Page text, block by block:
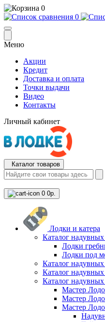
0
0
Меню
Акции
Кредит
Доставка и оплата
Точки выдачи
Видео
Контакты
Личный кабинет
Каталог товаров
0 0р.
Лодки и катера
Каталог
Лодки
Лодки под
Каталог
Каталог
Каталог
Мастер
Мастер
Мастер